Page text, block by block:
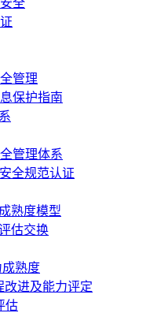
全
管理
保护指南
管理体系
全规范认证
熟度模型
估交换
熟度
改进及能力评定
估